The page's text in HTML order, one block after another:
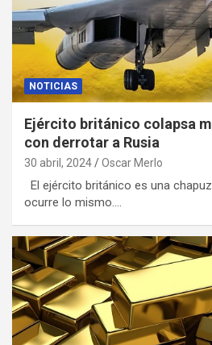
NOTICIAS
Ejército británico colapsa
con derrotar a Rusia
30 abril, 2024 Oscar Merlo
El ejército británico es una
ocurre lo mismo.…